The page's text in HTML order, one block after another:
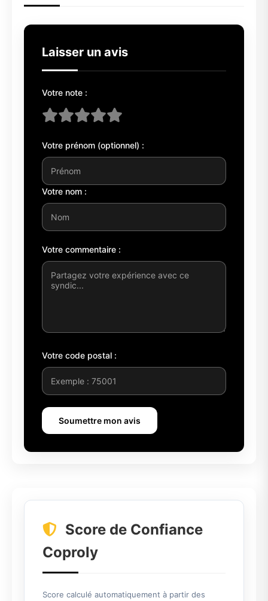
Laisser un avis
Votre note :
Votre prénom (optionnel) :
Votre nom :
Votre commentaire :
Votre code postal :
Soumettre mon avis
Score de Confiance
Coproly
Score calculé automatiquement à partir des